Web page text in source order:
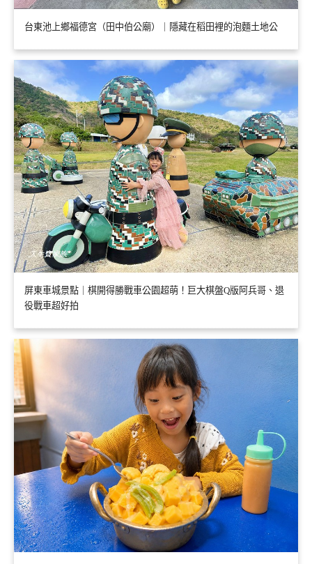
台東池上鄉福德宮（田中伯公廟）｜隱藏在稻田裡的泡麵土地公
屏東車城景點｜棋開得勝戰車公園超萌！巨大棋盤Q版阿兵哥、退
役戰車超好拍